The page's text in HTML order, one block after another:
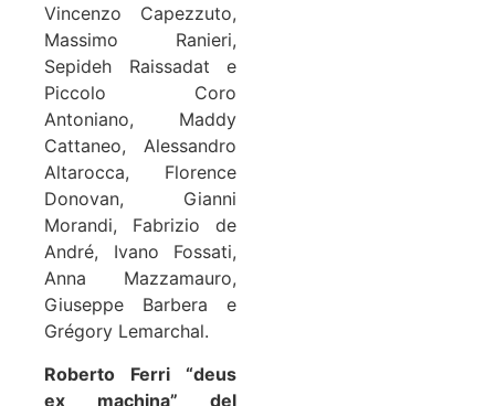
Vincenzo Capezzuto,
Massimo Ranieri,
Sepideh Raissadat e
Piccolo Coro
Antoniano, Maddy
Cattaneo, Alessandro
Altarocca, Florence
Donovan, Gianni
Morandi, Fabrizio de
André, Ivano Fossati,
Anna Mazzamauro,
Giuseppe Barbera e
Grégory Lemarchal.
Roberto Ferri “deus
ex machina” del